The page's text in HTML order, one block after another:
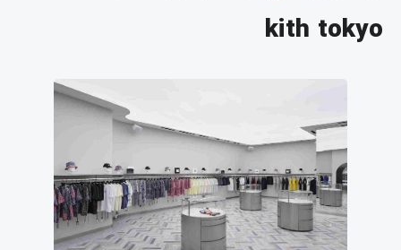
kith tokyo